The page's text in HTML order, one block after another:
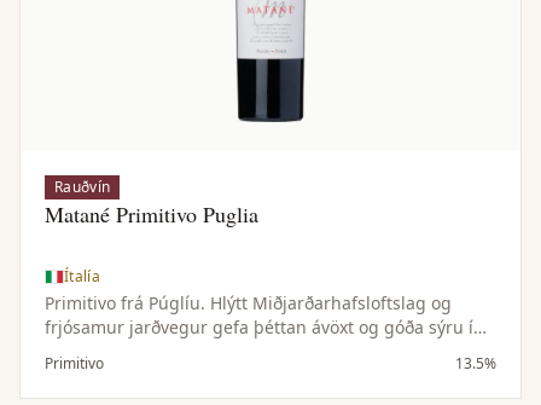
Rauðvín
Matané Primitivo Puglia
Ítalía
Primitivo frá Púglíu. Hlýtt Miðjarðarhafsloftslag og
frjósamur jarðvegur gefa þéttan ávöxt og góða sýru í
jafnvægi.
Primitivo 13.5%